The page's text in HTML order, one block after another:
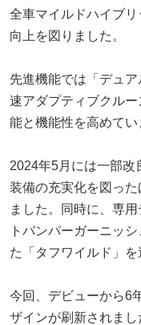
全車マイルドハイブ
向上を図りました。
先進機能では「デュ
速アダプティブクル
能と機能性を高めてい
2024年5月には一部改
装備の充実化を図っ
ました。同時に、専
トバンパーガーニッ
た「タフワイルド」を
今回、デビューから6
ザインが刷新されま